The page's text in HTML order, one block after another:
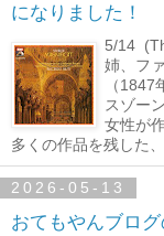
になりました！
5/14
姉、フ
（
スゾー
女性が
多くの作品を残した、
2026-05-13
おてもやんブロ